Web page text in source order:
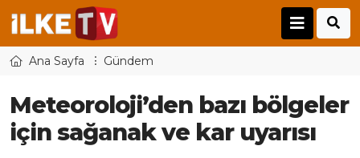
Ana Sayfa Gündem
Meteoroloji’den bazı bölgeler
için sağanak ve kar uyarısı